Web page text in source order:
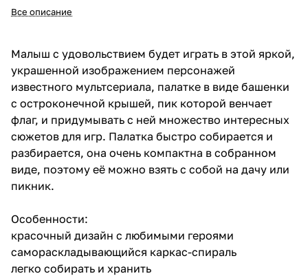
Все описание
Малыш с удовольствием будет играть в этой яркой,
украшенной изображением персонажей
известного мультсериала, палатке в виде башенки
с остроконечной крышей, пик которой венчает
флаг, и придумывать с ней множество интересных
сюжетов для игр. Палатка быстро собирается и
разбирается, она очень компактна в собранном
виде, поэтому её можно взять с собой на дачу или
пикник.
Особенности:
красочный дизайн с любимыми героями
самораскладывающийся каркас-спираль
легко собирать и хранить